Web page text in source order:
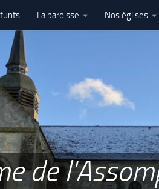
La paroisse Nos églises
Ham
de